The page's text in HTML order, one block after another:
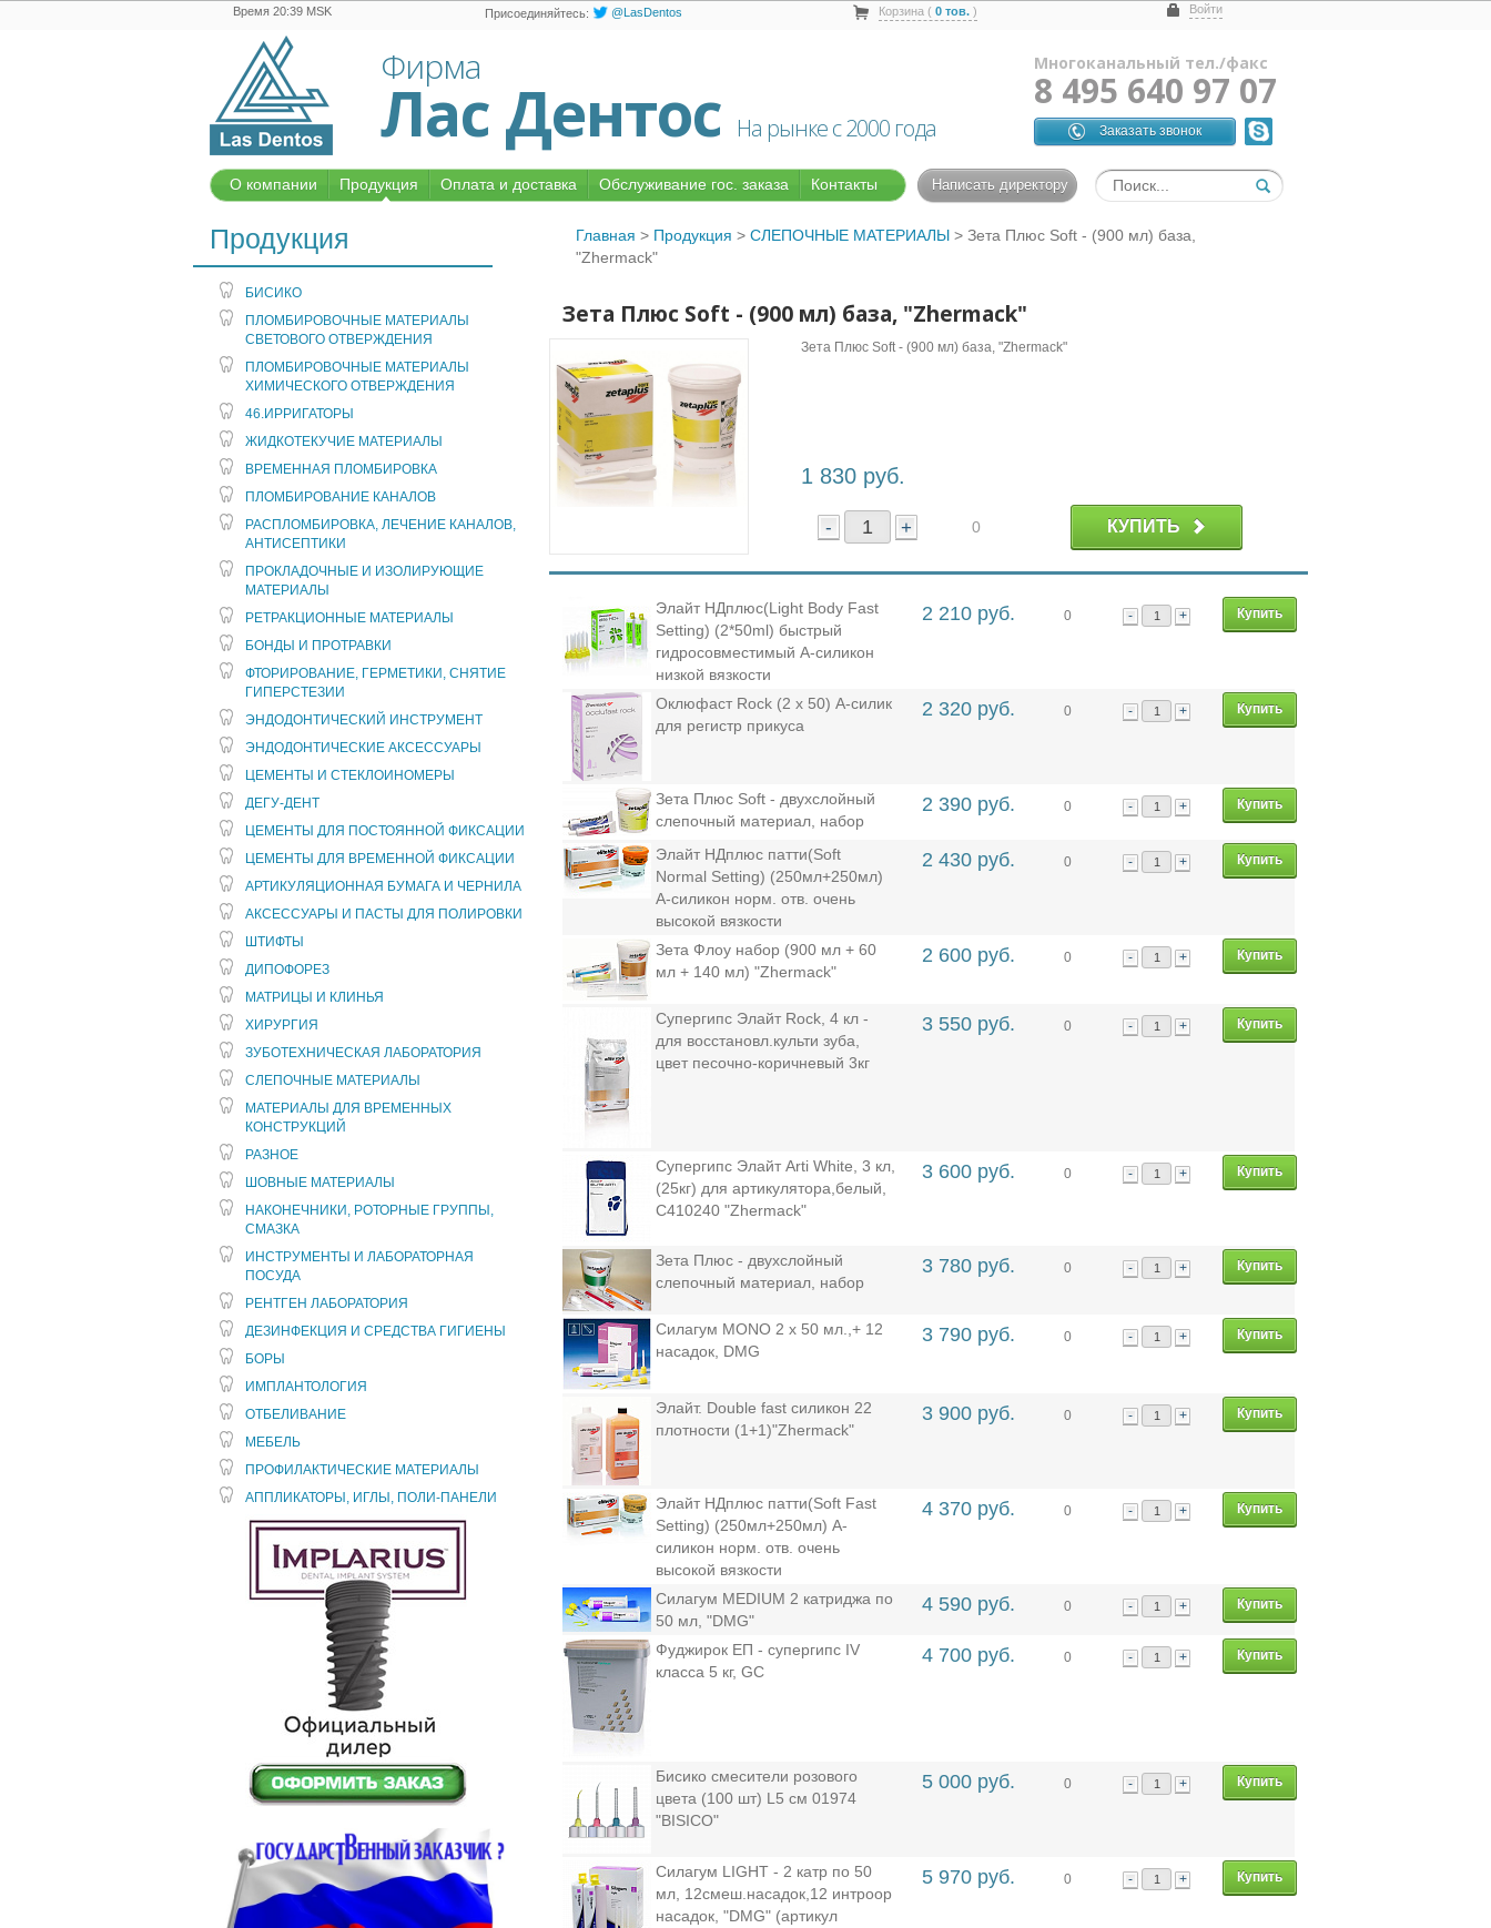
Время 20:39 MSK Присоединяйтесь: @LasDentos Корзина (0 тов. ) Войти
Фирма
Лас Дентос На рынке с 2000 года
Многоканальный тел./факс
8 495 640 97 07
Заказать звонок
О компании Продукция Оплата и доставка Обслуживание гос. заказа Контакты Написать директору
Продукция
БИСИКО
ПЛОМБИРОВОЧНЫЕ МАТЕРИАЛЫ
СВЕТОВОГО ОТВЕРЖДЕНИЯ
ПЛОМБИРОВОЧНЫЕ МАТЕРИАЛЫ
ХИМИЧЕСКОГО ОТВЕРЖДЕНИЯ
46.ИРРИГАТОРЫ
ЖИДКОТЕКУЧИЕ МАТЕРИАЛЫ
ВРЕМЕННАЯ ПЛОМБИРОВКА
ПЛОМБИРОВАНИЕ КАНАЛОВ
РАСПЛОМБИРОВКА, ЛЕЧЕНИЕ КАНАЛОВ,
АНТИСЕПТИКИ
ПРОКЛАДОЧНЫЕ И ИЗОЛИРУЮЩИЕ
МАТЕРИАЛЫ
РЕТРАКЦИОННЫЕ МАТЕРИАЛЫ
БОНДЫ И ПРОТРАВКИ
ФТОРИРОВАНИЕ, ГЕРМЕТИКИ, СНЯТИЕ
ГИПЕРСТЕЗИИ
ЭНДОДОНТИЧЕСКИЙ ИНСТРУМЕНТ
ЭНДОДОНТИЧЕСКИЕ АКСЕССУАРЫ
ЦЕМЕНТЫ И СТЕКЛОИНОМЕРЫ
ДЕГУ-ДЕНТ
ЦЕМЕНТЫ ДЛЯ ПОСТОЯННОЙ ФИКСАЦИИ
ЦЕМЕНТЫ ДЛЯ ВРЕМЕННОЙ ФИКСАЦИИ
АРТИКУЛЯЦИОННАЯ БУМАГА И ЧЕРНИЛА
АКСЕССУАРЫ И ПАСТЫ ДЛЯ ПОЛИРОВКИ
ШТИФТЫ
ДИПОФОРЕЗ
МАТРИЦЫ И КЛИНЬЯ
ХИРУРГИЯ
ЗУБОТЕХНИЧЕСКАЯ ЛАБОРАТОРИЯ
СЛЕПОЧНЫЕ МАТЕРИАЛЫ
МАТЕРИАЛЫ ДЛЯ ВРЕМЕННЫХ
КОНСТРУКЦИЙ
РАЗНОЕ
ШОВНЫЕ МАТЕРИАЛЫ
НАКОНЕЧНИКИ, РОТОРНЫЕ ГРУППЫ,
СМАЗКА
ИНСТРУМЕНТЫ И ЛАБОРАТОРНАЯ
ПОСУДА
РЕНТГЕН ЛАБОРАТОРИЯ
ДЕЗИНФЕКЦИЯ И СРЕДСТВА ГИГИЕНЫ
БОРЫ
ИМПЛАНТОЛОГИЯ
ОТБЕЛИВАНИЕ
МЕБЕЛЬ
ПРОФИЛАКТИЧЕСКИЕ МАТЕРИАЛЫ
АППЛИКАТОРЫ, ИГЛЫ, ПОЛИ-ПАНЕЛИ
Главная > Продукция > СЛЕПОЧНЫЕ МАТЕРИАЛЫ > Зета Плюс Soft - (900 мл) база,
"Zhermack"
Зета Плюс Soft - (900 мл) база, "Zhermack"
Зета Плюс Soft - (900 мл) база, "Zhermack"
1 830 руб.
- + 0 КУПИТЬ
Элайт НДплюс(Light Body Fast
Setting) (2*50ml) быстрый
гидросовместимый А-силикон
низкой вязкости
2 210 руб. 0 - +
Оклюфаст Rock (2 х 50) А-силик
для регистр прикуса
2 320 руб. 0 - +
Зета Плюс Soft - двухслойный
слепочный материал, набор
2 390 руб. 0 - +
Элайт НДплюс патти(Soft
Normal Setting) (250мл+250мл)
А-силикон норм. отв. очень
высокой вязкости
2 430 руб. 0 - +
Зета Флоу набор (900 мл + 60
мл + 140 мл) "Zhermack"
2 600 руб. 0 - +
Супергипс Элайт Rock, 4 кл -
для восстановл.культи зуба,
цвет песочно-коричневый 3кг
3 550 руб. 0 - +
Супергипс Элайт Arti White, 3 кл,
(25кг) для артикулятора,белый,
C410240 "Zhermack"
3 600 руб. 0 - +
Зета Плюс - двухслойный
слепочный материал, набор
3 780 руб. 0 - +
Силагум MONO 2 х 50 мл.,+ 12
насадок, DMG
3 790 руб. 0 - +
Элайт. Double fast силикон 22
плотности (1+1)"Zhermack"
3 900 руб. 0 - +
Элайт НДплюс патти(Soft Fast
Setting) (250мл+250мл) А-
силикон норм. отв. очень
высокой вязкости
4 370 руб. 0 - +
Силагум MEDIUM 2 катриджа по
50 мл, "DMG"
4 590 руб. 0 - +
Фуджирок ЕП - супергипс IV
класса 5 кг, GC
4 700 руб. 0 - +
Бисико смесители розового
цвета (100 шт) L5 см 01974
"BISICO"
5 000 руб. 0 - +
Силагум LIGHT - 2 катр по 50
мл, 12смеш.насадок,12 интроор
насадок, "DMG" (артикул
5 970 руб. 0 - +